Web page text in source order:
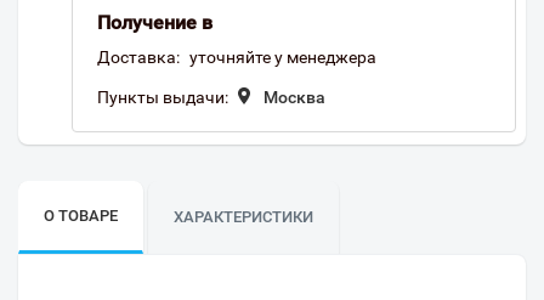
Получение в
Доставка: уточняйте у менеджера
Пункты выдачи: Москва
О ТОВАРЕ ХАРАКТЕРИСТИКИ